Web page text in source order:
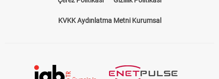
KVKK Aydınlatma Metni Kurumsal